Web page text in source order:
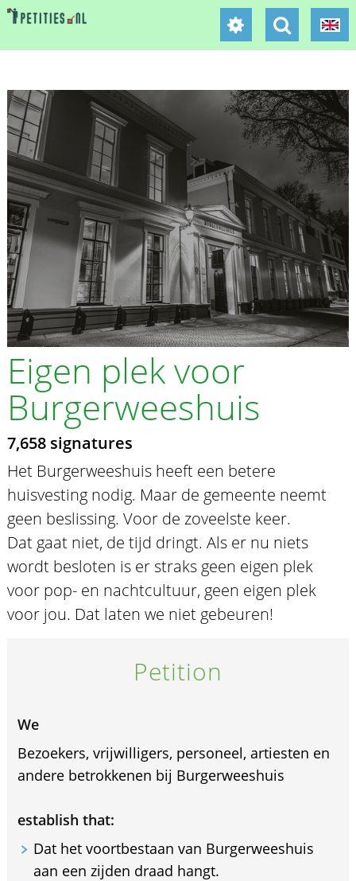
Eigen plek voor
Burgerweeshuis
7,658 signatures
Het Burgerweeshuis heeft een betere
huisvesting nodig. Maar de gemeente neemt
geen beslissing. Voor de zoveelste keer.
Dat gaat niet, de tijd dringt. Als er nu niets
wordt besloten is er straks geen eigen plek
voor pop- en nachtcultuur, geen eigen plek
voor jou. Dat laten we niet gebeuren!
Petition
We
Bezoekers, vrijwilligers, personeel, artiesten en
andere betrokkenen bij Burgerweeshuis
establish that:
Dat het voortbestaan van Burgerweeshuis
aan een zijden draad hangt.